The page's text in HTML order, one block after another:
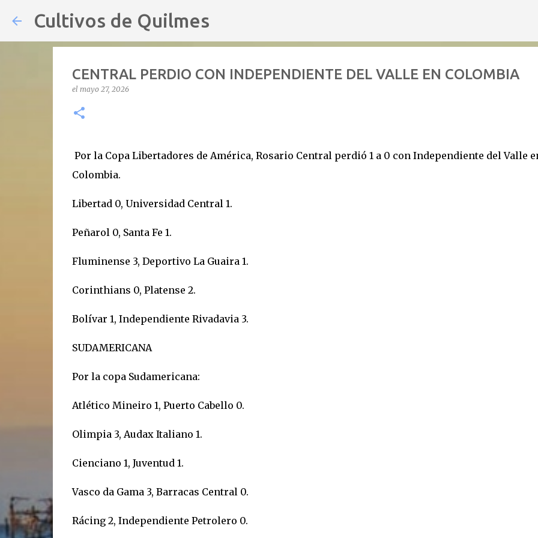
Cultivos de Quilmes
CENTRAL PERDIO CON INDEPENDIENTE DEL VALLE EN COLOMBIA
el mayo 27, 2026
Por la Copa Libertadores de América, Rosario Central perdió 1 a 0 con Independiente del Valle
Colombia.
Libertad 0, Universidad Central 1.
Peñarol 0, Santa Fe 1.
Fluminense 3, Deportivo La Guaira 1.
Corinthians 0, Platense 2.
Bolívar 1, Independiente Rivadavia 3.
SUDAMERICANA
Por la copa Sudamericana:
Atlético Mineiro 1, Puerto Cabello 0.
Olimpia 3, Audax Italiano 1.
Cienciano 1, Juventud 1.
Vasco da Gama 3, Barracas Central 0.
Rácing 2, Independiente Petrolero 0.